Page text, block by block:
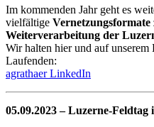
Im kommenden Jahr geht es
vielfältige
Weiterverarbeitung der
Wir halten hier und auf
Laufenden:
agrathaer LinkedIn
05.09.2023 – Luzerne-Feldtag